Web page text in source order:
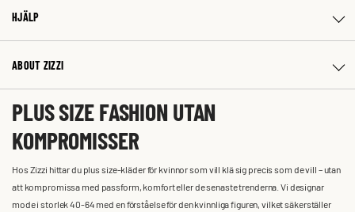
HJÄLP
ABOUT ZIZZI
PLUS SIZE FASHION UTAN
KOMPROMISSER
Hos Zizzi hittar du plus size-kläder för kvinnor som vill klä sig precis som de vill – utan
att kompromissa med passform, komfort eller de senaste trenderna. Vi designar
mode i storlek 40-64 med en förståelse för den kvinnliga figuren, vilket säkerställer